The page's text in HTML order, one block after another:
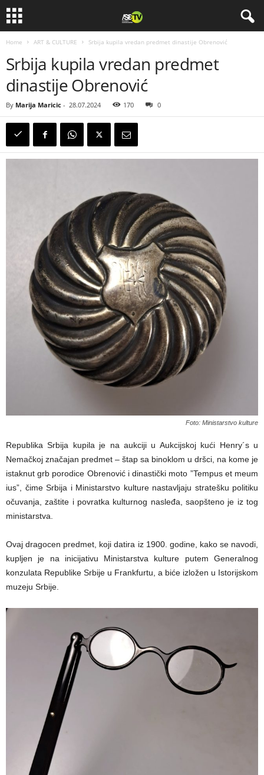
Home ART & CULTURE Srbija kupila vredan predmet dinastije Obrenović
Srbija kupila vredan predmet
dinastije Obrenović
By Marija Maricic - 28.07.2024 170 0
Foto: Ministarstvo kulture
Republika Srbija kupila je na aukciji u Aukcijskoj kući Henry´s u
Nemačkoj značajan predmet – štap sa binoklom u dršci, na kome je
istaknut grb porodice Obrenović i dinastički moto ”Tempus et meum
ius”, čime Srbija i Ministarstvo kulture nastavljaju stratešku politiku
očuvanja, zaštite i povratka kulturnog nasleđa, saopšteno je iz tog
ministarstva.
Ovaj dragocen predmet, koji datira iz 1900. godine, kako se navodi,
kupljen je na inicijativu Ministarstva kulture putem Generalnog
konzulata Republike Srbije u Frankfurtu, a biće izložen u Istorijskom
muzeju Srbije.